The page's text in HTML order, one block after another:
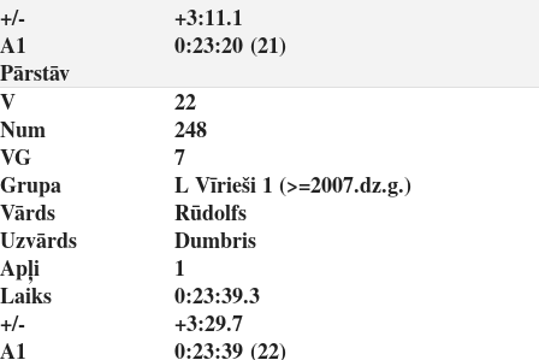
+/-
+3:11.1
A1
0:23:20 (21)
Pārstāv
V
22
Num
248
VG
7
Grupa
L Vīrieši 1 (>=2007.dz.g.)
Vārds
Rūdolfs
Uzvārds
Dumbris
Apļi
1
Laiks
0:23:39.3
+/-
+3:29.7
A1
0:23:39 (22)